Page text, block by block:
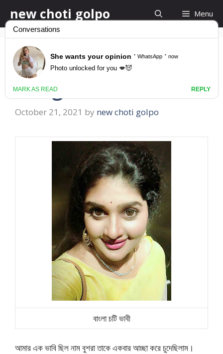
to
content
new choti golpo Menu
ভাবির কি সুন্দর গোলাপী বোটা
bangla choti vabi
October 21, 2021 by new choti golpo
বাংলা চটি ভাবী
আমার এক ভাবি ছিল নাম বুশরা তাকে একবার আচ্ছা করে চুদেছিলাম।